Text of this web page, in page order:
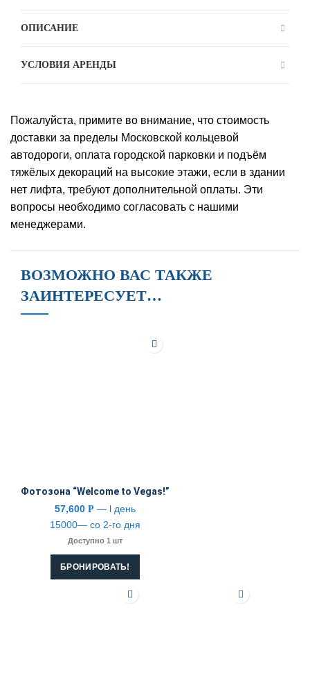
ОПИСАНИЕ
УСЛОВИЯ АРЕНДЫ
Пожалуйста, примите во внимание, что стоимость
доставки за пределы Московской кольцевой
автодороги, оплата городской парковки и подъём
тяжёлых декораций на высокие этажи, если в здании
нет лифта, требуют дополнительной оплаты. Эти
вопросы необходимо согласовать с нашими
менеджерами.
ВОЗМОЖНО ВАС ТАКЖЕ
ЗАИНТЕРЕСУЕТ…
Фотозона “Welcome to Vegas!”
57,600 Р — l день
15000— со 2-го дня
Доступно 1 шт
БРОНИРОВАТЬ!